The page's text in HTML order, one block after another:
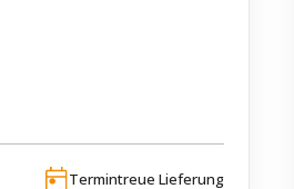
Termintreue Lieferung